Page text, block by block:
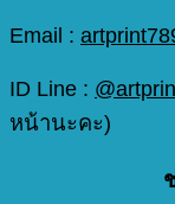
Email :
ID Line :
หน้านะคะ)